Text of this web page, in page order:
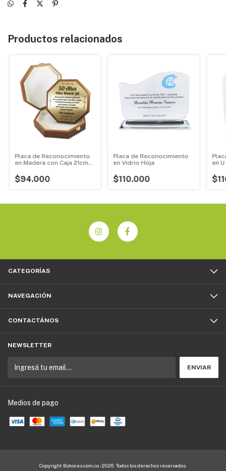
Productos relacionados
Placa de Reconocimiento
en Madera con Caja 21cm
$94.000
Placa de Reconocimiento
en Vidrio Hoja
$110.000
en
CATEGORÍAS
NAVEGACIÓN
CONTACTÁNOS
NEWSLETTER
Medios de pago
Copyright Botones.com.co - 2026. Todos los derechos reservados.